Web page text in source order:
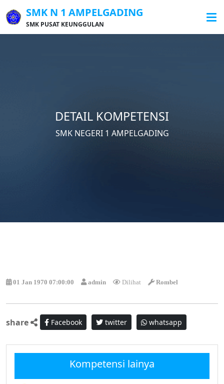
SMK N 1 AMPELGADING
SMK PUSAT KEUNGGULAN
DETAIL KOMPETENSI
SMK NEGERI 1 AMPELGADING
01 Jan 1970 07:00:00 admin Dilihat Rombel
share Facebook twitter whatsapp
Kompetensi lainya